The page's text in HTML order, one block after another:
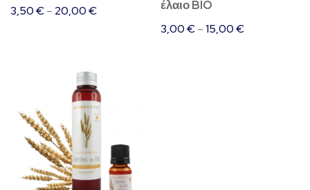
να
προϊόντος
3,50€– 20,00€
να
επιλεγούν
έλαιο BIO
3,00€–15,00€
προϊόν
έχει
πολλαπλές
παραλλαγές.